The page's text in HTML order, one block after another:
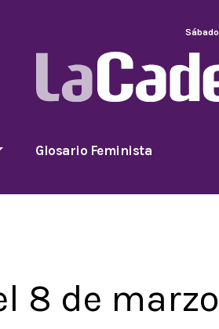
Sábado
Glosario Feminista
8 de marzo